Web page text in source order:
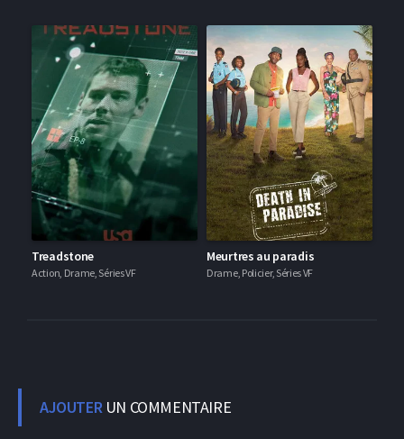
Treadstone
Action, Drame, Séries VF
Meurtres au paradis
Drame, Policier, Séries VF
AJOUTERUN COMMENTAIRE